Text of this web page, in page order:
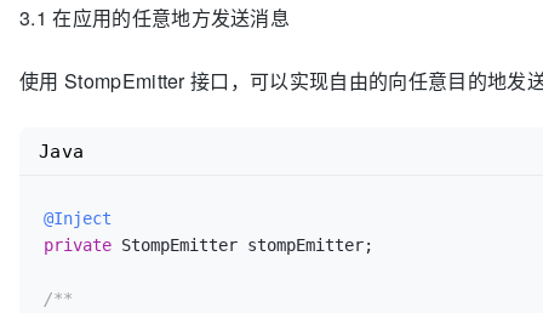
3.1 在应用的任意地方发送消息
使用 StompEmitter 接口，可以实现自由的向任意目的地发
@Inject
private StompEmitter stompEmitter;
/**
Java